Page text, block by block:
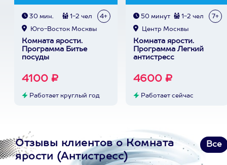
30 мин. 1-2 чел 4+
Юго-Восток Москвы
Комната ярости.
Программа Битье
посуды
4100 ₽
Работает круглый год
50 минут 1-2 чел 7+
Центр Москвы
Комната ярости.
Программа Легкий
антистресс
4600 ₽
Работает сейчас
Отзывы клиентов о Комната
ярости (Антистресс)
Все